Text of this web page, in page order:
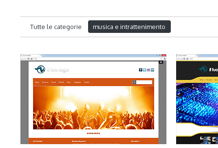
Tutte le categorie musica e intrattenimento